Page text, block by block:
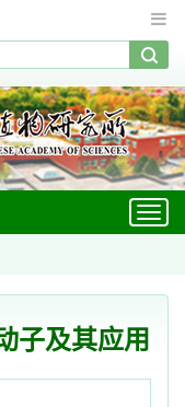
子及其应用